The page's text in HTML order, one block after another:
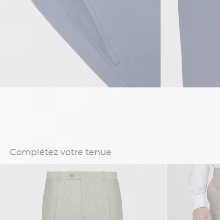
Complétez votre tenue